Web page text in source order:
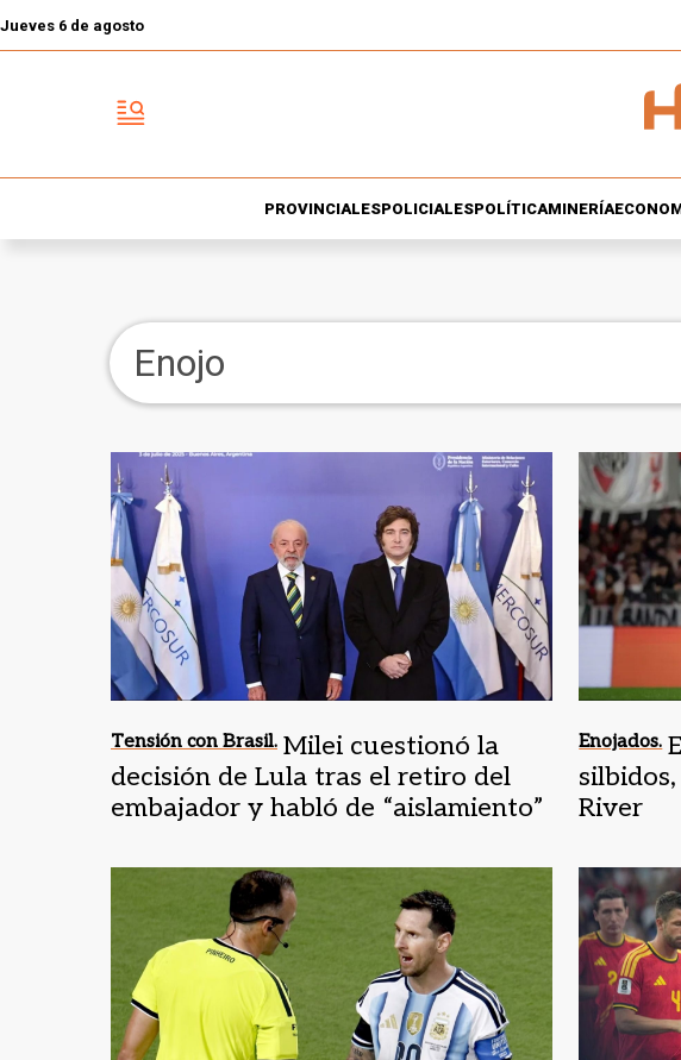
Jueves 6 de agosto
PROVINCIALESPOLICIALESPOLÍTICAMINERÍA
Enojo
Tensión con Brasil. Milei cuestionó la
decisión de Lula tras el retiro del
embajador y habló de “aislamiento”
Enojados.
River